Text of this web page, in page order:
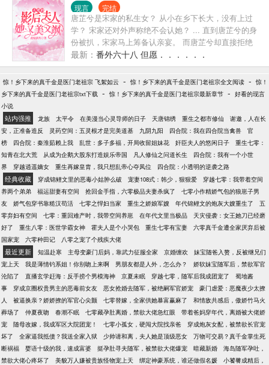
现言 完结
唐芷兮是宋家的私生女？ 从小在乡下长大，没有上过
学？ 宋家还对外声称绝不会认她？ ... 直到唐芷兮的身
份被扒，宋家马上筹备认亲宴。 而唐芷兮却直接拒绝
道：“你们宋家也配？” … 帝京那位三爷竟然喜欢上了
一个连学都没上过的野丫头。 听说还捧在手心里宠。
让整个帝京震惊之时，叶三爷却颇为骄傲地说了一句
话：“我夫人可不简单。” ... 叶寒之从来不相信一见钟
** 唐芷兮很喜欢穿裙子，后来...叶寒之的衬衫袖扣全
都是她裙子的颜色。
最新： 番外六十八 但愿．．．．．．
惊！乡下来的真千金是医门老祖宗 飞絮如云 - 惊！乡下来的真千金是医门老祖宗全文阅读 - 惊！
乡下来的真千金是医门老祖宗txt下载 - 惊！乡下来的真千金是医门老祖宗最新章节 - 好看的现言
小说
站内强推 龙族 太平令 在美漫当心灵导师的日子 天唐锦绣 重生之都市修仙
谢邀，人在长
安，正准备造反
灵药空间：五灵根才是完美道基 九阴九阳 四合院：我在四合院当禽兽
官
榜
四合院：秦淮茹赖上我 乱世：多子多福，开局收留姐妹花 奸臣夫人的悠闲日子
重生七零：
知青在北大荒
从成为企鹅大股东打造娱乐帝国 凡人修仙之问道长生
四合院：我有一个小世
界
穿越逍遥嫡女 重生再嫁皇胄，我只想乱帝心夺凤位 四合院：小透明的逆袭之路
经典收藏 穿成锦鲤文里的恶毒小姑肿么破 宠妻108式：韩少，狠狠爱
穿越七零：我带着空间
养两个弟弟
福运甜妻有空间 抢回金手指，六零极品夫妻杀疯了
七零小作精娇气包的狼崽子男
友
娇气包穿书靠糙汉苟活 七零之悍妇当家 重生之娇娘军嫂 年代锦鲤文的炮灰大嫂重生了
五
零弃妇有空间
七零：重回难产时，我带空间养崽 在年代文里当极品
天灾侵袭：女王她刀已经磨
好了
重生八零：医世学霸女神 霍夫人是个小哭包 重生七零有宝妻
六零真千金遭全家厌弃后被
国家宠
六零种田记 八零之宠了个残疾大佬
最近更新 知温赴寒 主母变豪门后妈，靠武力征服全家 京婚缠欢
妹宝随爸入赘，反被继兄们
宠上天
我是薄情钓系姐！你别吻上来啊 男朋友都是人外，怎么办？
娇软妹宝随军后，禁欲军官
沦陷了
直播玄学赶海：反手捞个男模海神 京夏未眠 穿越七零，随军后我成团宠了
蜀地酱
事
穿成京圈权贵男主的恶毒前女友 恶女抢婚去随军，被绝嗣军官娇宠
豪门虐爱：恶魔夜少太撩
人
被逼换亲？娇娇撩的军官心尖颤 七零替嫁，全家供她暴富赢麻了
和情敌共感后，傲娇竹马火
葬场了
仲夏夜吻 春潮不眠 七零藏孕肚离婚，禁欲大佬急红眼
带着爸妈穿年代，离婚被大佬娇
宠
随母改嫁，我成军区大院团宠！ 七零小孤女，硬闯大院找亲爸
穿成炮灰女配，被禁欲长官宠
坏了
全家逼我抵债？我送全家入狱 少帅请和离，夫人她是顶级恶女
万物可交易？真千金掌生死
断祸福
婴语十级的我，速成富婆 挺孕肚寻夫随军，被禁欲大佬爆宠 暗藏新婚
海岛随军孕吐，
禁欲大佬心疼坏了
美貌万人嫌被贵族怪物宠上天 绑定神豪系统，谁还做假名媛
小饕餮成精后，